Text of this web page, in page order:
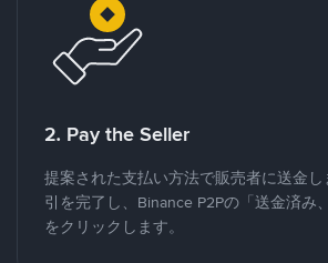
2. Pay the Seller
提案された支払い方法で販売者に送金し
引を完了し、Binance P2Pの「送金済み
をクリックします。